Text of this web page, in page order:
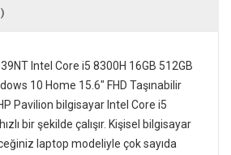
Intel Core i5 8300H 16GB 512GB
10 Home 15.6" FHD Taşınabilir
Pavilion bilgisayar Intel Core i5
bir şekilde çalışır. Kişisel bilgisayar
laptop modeliyle çok sayıda